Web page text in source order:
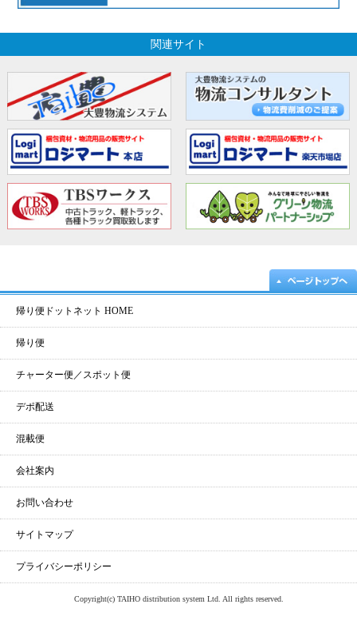
関連サイト
帰り便ドットネット HOME
帰り便
チャーター便／スポット便
デポ配送
混載便
会社案内
お問い合わせ
サイトマップ
プライバシーポリシー
Copyright(c) TAIHO distribution system Ltd. All rights reserved.